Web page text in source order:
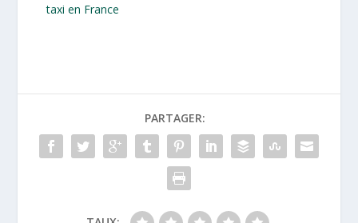
taxi en France
PARTAGER: